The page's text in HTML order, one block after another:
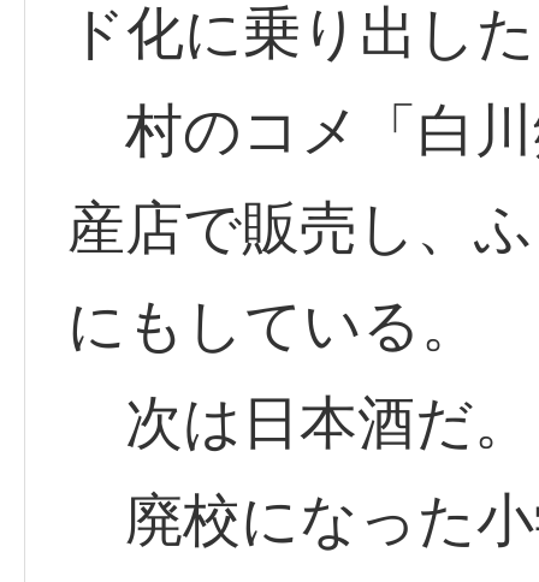
ド化に乗り出し
村のコメ「白
産店で販売し、
にもしている。
次は日本酒だ。
廃校になった